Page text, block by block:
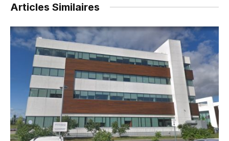
Articles Similaires